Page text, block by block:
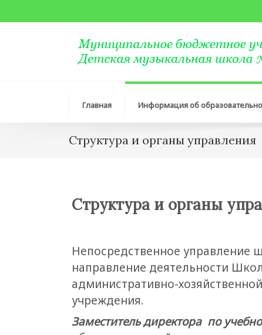
Главная Информация об
Структура и органы управления
Структура и органы
Непосредственное управление
направление деятельности
административно-
учреждения.
Заместитель директора по